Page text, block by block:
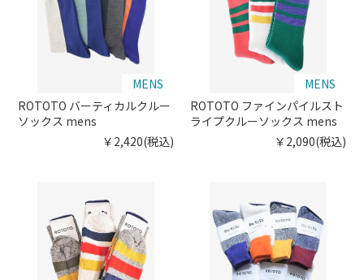
MENS
ROTOTO バーティカルクルー
ソックス mens
￥2,420(税込)
MENS
ROTOTO ファインパイルスト
ライプクルーソックス mens
￥2,090(税込)